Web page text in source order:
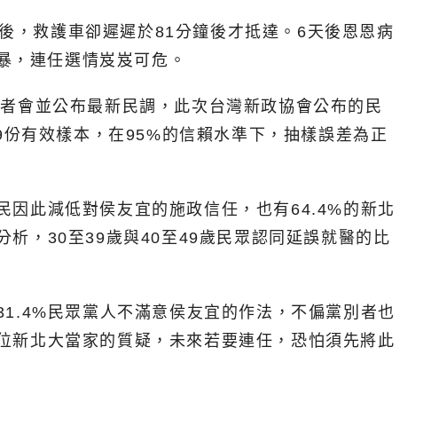
，救護車卻遲遲於81分鐘後才抵達。6天後恩恩病
，連任選情岌岌可危。
會並公布最新民調，此次台灣新政協會公布的民
有效樣本，在95%的信賴水準下，抽樣誤差為正
因此減低對侯友宜的施政信任，也有64.4%的新北
析，30至39歲與40至49歲民眾認同延誤就醫的比
民眾黨人不滿意侯友宜的作法，不偏黨別者也
北大當家的質疑，未來若要連任，恐怕須先將此